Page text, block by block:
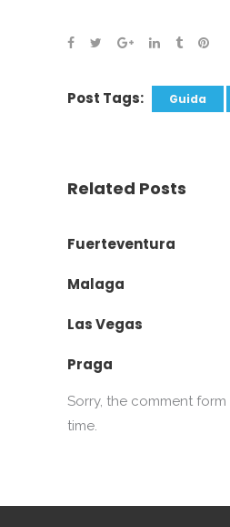
Post Tags: Guida
Related Posts
Fuerteventura
Malaga
Las Vegas
Praga
Sorry, the comment
time.